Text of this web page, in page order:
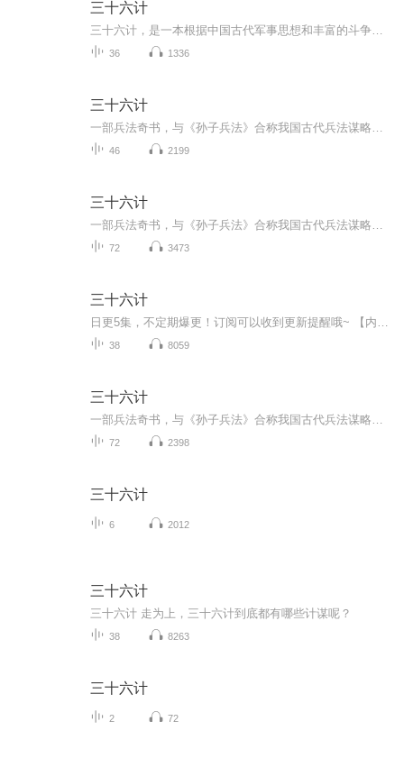
三十六计
36 1336
三十六计
46 2199
三十六计
72 3473
三十六计
38 8059
三十六计
72 2398
三十六计
6 2012
三十六计
三十六计 走为上，三十六计到底都有哪些计谋呢？
38 8263
三十六计
2 72